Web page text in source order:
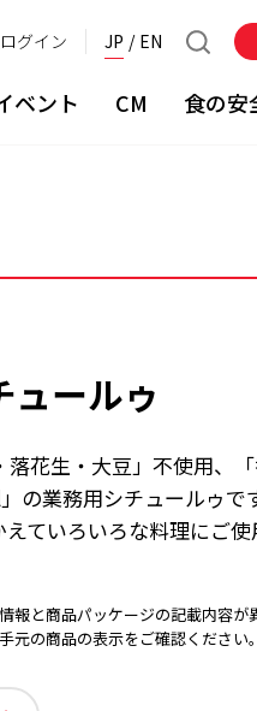
ログイン JP EN
ベント CM 食の安
ールゥ
花生・大豆」不使用、「
の業務用シチュールゥです
ていろいろな料理にご使
報と商品パッケージの記載内容が
元の商品の表示をご確認ください。